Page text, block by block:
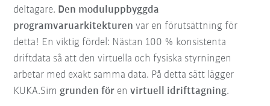
deltagare. Den moduluppbyggda
programvaruarkitekturen var en förutsättning för
detta! En viktig fördel: Nästan 100 % konsistenta
driftdata så att den virtuella och fysiska styrningen
arbetar med exakt samma data. På detta sätt lägger
KUKA.Sim grunden för envirtuell idrifttagning.